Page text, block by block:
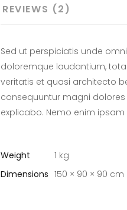
REVIEWS (2)
Sed ut perspiciatis unde
doloremque laudantium,
veritatis et quasi architecto
consequuntur magni
explicabo. Nemo enim ipsam
Weight
1 kg
Dimensions 150 × 90 × 90 cm